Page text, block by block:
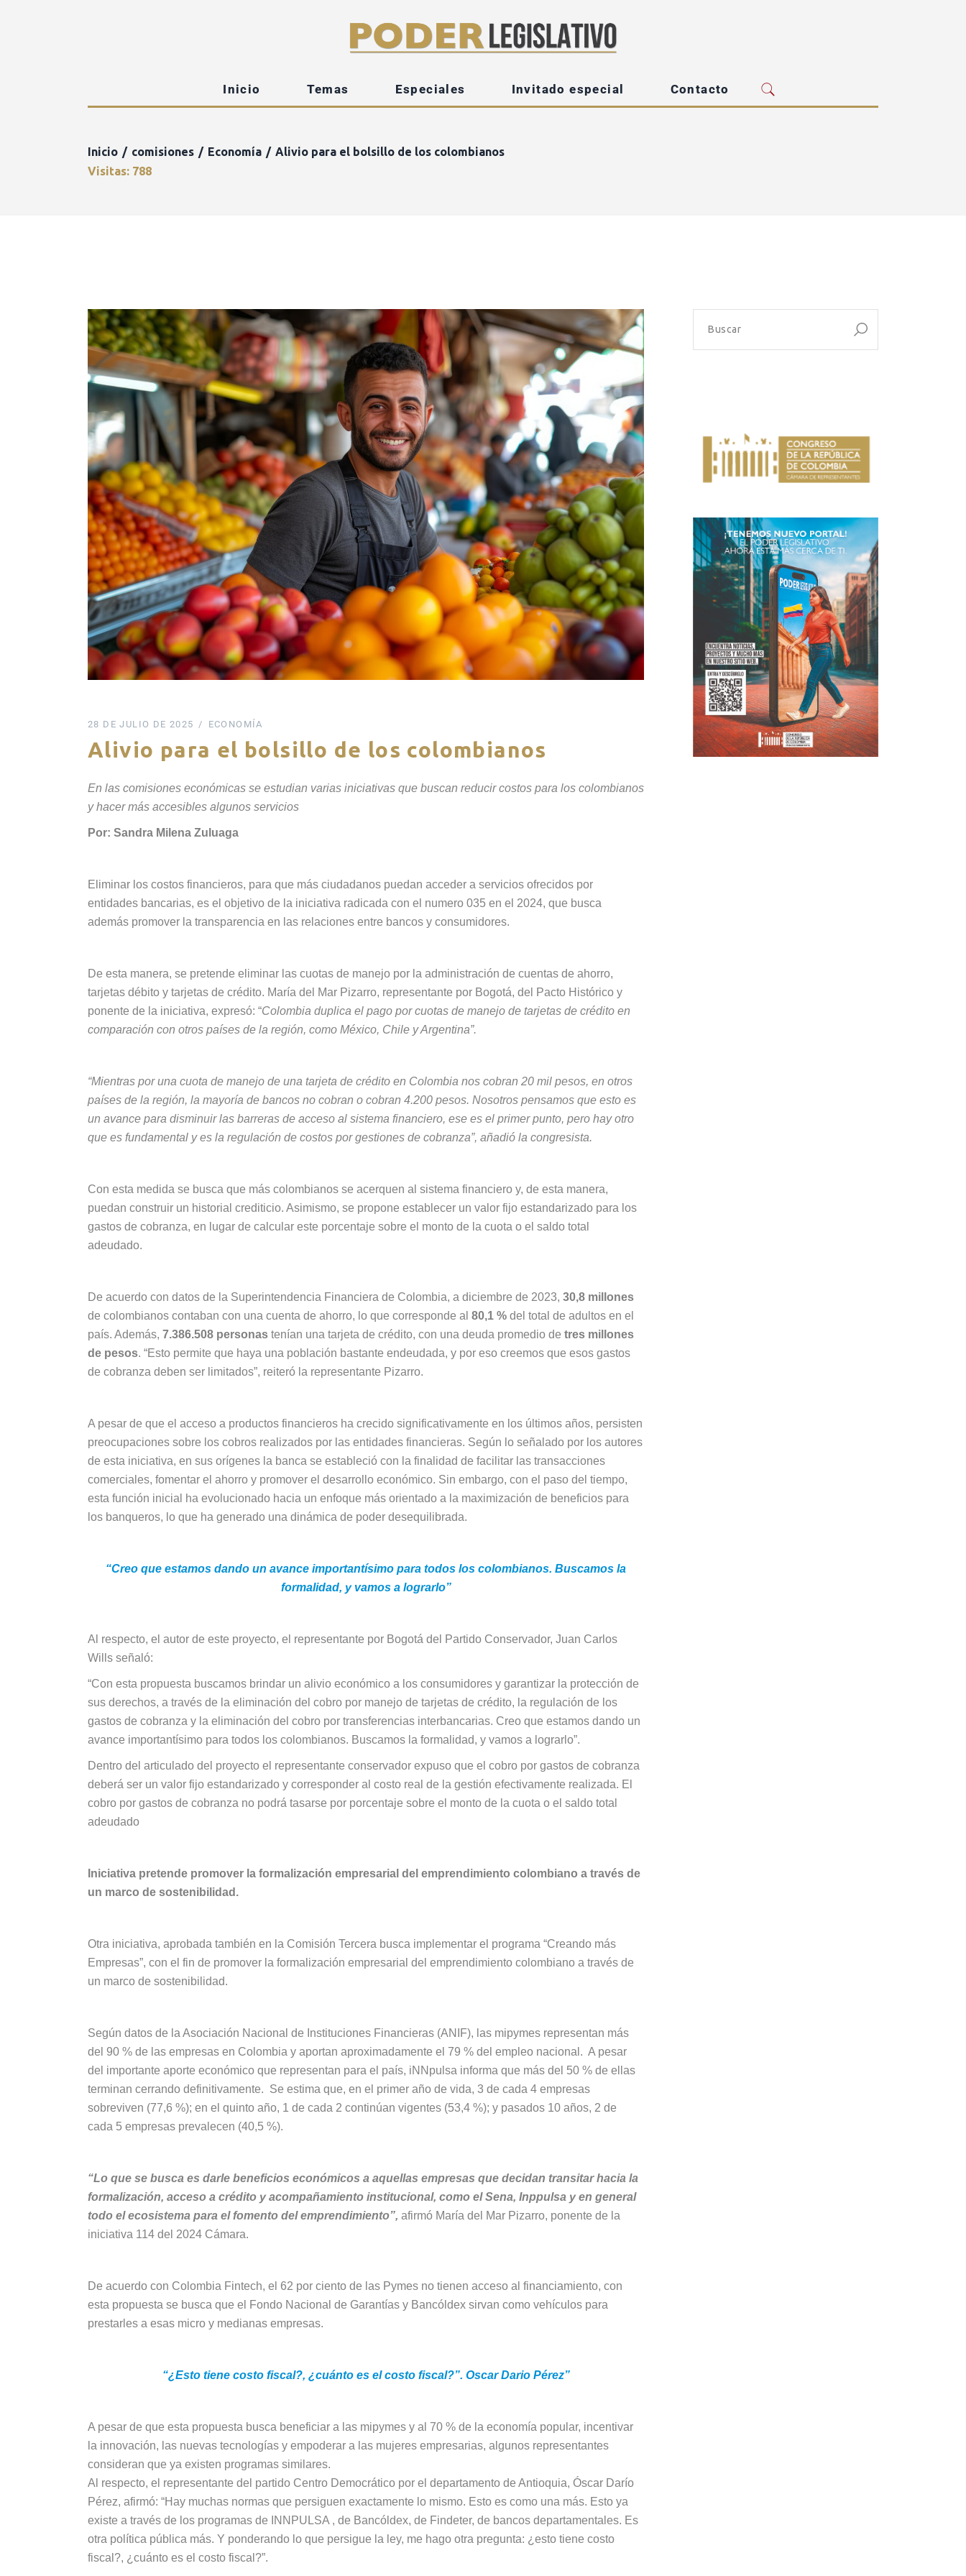
Inicio Temas Especiales Invitado especial Contacto
Inicio comisiones Economía
Alivio para el bolsillo de los colombianos
Visitas: 788
28 DE JULIO DE 2025 ECONOMÍA
Alivio para el bolsillo de los colombianos
En las comisiones económicas se estudian varias iniciativas que buscan reducir costos para los colombianos
y hacer más accesibles algunos servicios
Por: Sandra Milena Zuluaga
Eliminar los costos financieros, para que más ciudadanos puedan acceder a servicios ofrecidos por
entidades bancarias, es el objetivo de la iniciativa radicada con el numero 035 en el 2024, que busca
además promover la transparencia en las relaciones entre bancos y consumidores.
De esta manera, se pretende eliminar las cuotas de manejo por la administración de cuentas de ahorro,
tarjetas débito y tarjetas de crédito. María del Mar Pizarro, representante por Bogotá, del Pacto Histórico y
ponente de la iniciativa, expresó: “Colombia duplica el pago por cuotas de manejo de tarjetas de crédito en
comparación con otros países de la región, como México, Chile y Argentina”.
“Mientras por una cuota de manejo de una tarjeta de crédito en Colombia nos cobran 20 mil pesos, en otros
países de la región, la mayoría de bancos no cobran o cobran 4.200 pesos. Nosotros pensamos que esto es
un avance para disminuir las barreras de acceso al sistema financiero, ese es el primer punto, pero hay otro
que es fundamental y es la regulación de costos por gestiones de cobranza”, añadió la congresista.
Con esta medida se busca que más colombianos se acerquen al sistema financiero y, de esta manera,
puedan construir un historial crediticio. Asimismo, se propone establecer un valor fijo estandarizado para los
gastos de cobranza, en lugar de calcular este porcentaje sobre el monto de la cuota o el saldo total
adeudado.
De acuerdo con datos de la Superintendencia Financiera de Colombia, a diciembre de 2023, 30,8 millones
de colombianos contaban con una cuenta de ahorro, lo que corresponde al 80,1 % del total de adultos en el
país. Además, 7.386.508 personas tenían una tarjeta de crédito, con una deuda promedio de tres millones
de pesos. “Esto permite que haya una población bastante endeudada, y por eso creemos que esos gastos
de cobranza deben ser limitados”, reiteró la representante Pizarro.
A pesar de que el acceso a productos financieros ha crecido significativamente en los últimos años, persisten
preocupaciones sobre los cobros realizados por las entidades financieras. Según lo señalado por los autores
de esta iniciativa, en sus orígenes la banca se estableció con la finalidad de facilitar las transacciones
comerciales, fomentar el ahorro y promover el desarrollo económico. Sin embargo, con el paso del tiempo,
esta función inicial ha evolucionado hacia un enfoque más orientado a la maximización de beneficios para
los banqueros, lo que ha generado una dinámica de poder desequilibrada.
“Creo que estamos dando un avance importantísimo para todos los colombianos. Buscamos la
formalidad, y vamos a lograrlo”
Al respecto, el autor de este proyecto, el representante por Bogotá del Partido Conservador, Juan Carlos
Wills señaló:
“Con esta propuesta buscamos brindar un alivio económico a los consumidores y garantizar la protección de
sus derechos, a través de la eliminación del cobro por manejo de tarjetas de crédito, la regulación de los
gastos de cobranza y la eliminación del cobro por transferencias interbancarias. Creo que estamos dando un
avance importantísimo para todos los colombianos. Buscamos la formalidad, y vamos a lograrlo”.
Dentro del articulado del proyecto el representante conservador expuso que el cobro por gastos de cobranza
deberá ser un valor fijo estandarizado y corresponder al costo real de la gestión efectivamente realizada. El
cobro por gastos de cobranza no podrá tasarse por porcentaje sobre el monto de la cuota o el saldo total
adeudado
Iniciativa pretende promover la formalización empresarial del emprendimiento colombiano a través de
un marco de sostenibilidad.
Otra iniciativa, aprobada también en la Comisión Tercera busca implementar el programa “Creando más
Empresas”, con el fin de promover la formalización empresarial del emprendimiento colombiano a través de
un marco de sostenibilidad.
Según datos de la Asociación Nacional de Instituciones Financieras (ANIF), las mipymes representan más
del 90 % de las empresas en Colombia y aportan aproximadamente el 79 % del empleo nacional. A pesar
del importante aporte económico que representan para el país, iNNpulsa informa que más del 50 % de ellas
terminan cerrando definitivamente. Se estima que, en el primer año de vida, 3 de cada 4 empresas
sobreviven (77,6 %); en el quinto año, 1 de cada 2 continúan vigentes (53,4 %); y pasados 10 años, 2 de
cada 5 empresas prevalecen (40,5 %).
“Lo que se busca es darle beneficios económicos a aquellas empresas que decidan transitar hacia la
formalización, acceso a crédito y acompañamiento institucional, como el Sena, Inppulsa y en general
todo el ecosistema para el fomento del emprendimiento”, afirmó María del Mar Pizarro, ponente de la
iniciativa 114 del 2024 Cámara.
De acuerdo con Colombia Fintech, el 62 por ciento de las Pymes no tienen acceso al financiamiento, con
esta propuesta se busca que el Fondo Nacional de Garantías y Bancóldex sirvan como vehículos para
prestarles a esas micro y medianas empresas.
“¿Esto tiene costo fiscal?, ¿cuánto es el costo fiscal?”. Oscar Dario Pérez”
A pesar de que esta propuesta busca beneficiar a las mipymes y al 70 % de la economía popular, incentivar
la innovación, las nuevas tecnologías y empoderar a las mujeres empresarias, algunos representantes
consideran que ya existen programas similares.
Al respecto, el representante del partido Centro Democrático por el departamento de Antioquia, Óscar Darío
Pérez, afirmó: “Hay muchas normas que persiguen exactamente lo mismo. Esto es como una más. Esto ya
existe a través de los programas de INNPULSA , de Bancóldex, de Findeter, de bancos departamentales. Es
otra política pública más. Y ponderando lo que persigue la ley, me hago otra pregunta: ¿esto tiene costo
fiscal?, ¿cuánto es el costo fiscal?”.